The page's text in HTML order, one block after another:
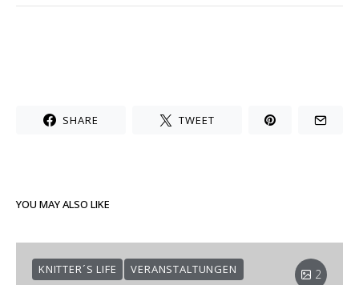
SHARE TWEET
YOU MAY ALSO LIKE
KNITTER´S LIFE VERANSTALTUNGEN 2